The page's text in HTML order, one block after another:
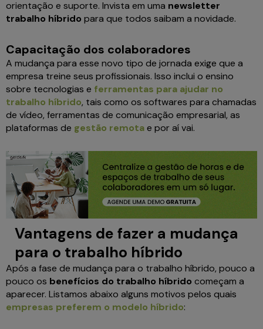
orientação e suporte. Invista em uma newsletter
trabalho híbrido para que todos saibam a novidade.
Capacitação dos colaboradores
A mudança para esse novo tipo de jornada exige que a
empresa treine seus profissionais. Isso inclui o ensino
sobre tecnologias e ferramentas para ajudar no
trabalho híbrido, tais como os softwares para chamadas
de vídeo, ferramentas de comunicação empresarial, as
plataformas de gestão remotae por aí vai.
Vantagens de fazer a mudança
para o trabalho híbrido
Após a fase de mudança para o trabalho híbrido, pouco a
pouco os benefícios do trabalho híbrido começam a
aparecer. Listamos abaixo alguns motivos pelos quais
empresas preferem o modelo híbrido: